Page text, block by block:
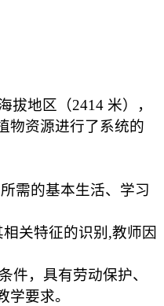
拔地区（2414 米），
物资源进行了系统的
需的基本生活、学习
关特征的识别 ,教师因
件，具有劳动保护、
要求。